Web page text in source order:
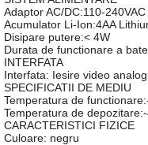
Adaptor AC/DC:110-
Acumulator Li-Ion:4AA
Disipare putere:< 4W
Durata de functionare a
INTERFATA
Interfata: Iesire video
SPECIFICATII DE MEDIU
Temperatura de
Temperatura de
CARACTERISTICI FIZICE
Culoare: negru